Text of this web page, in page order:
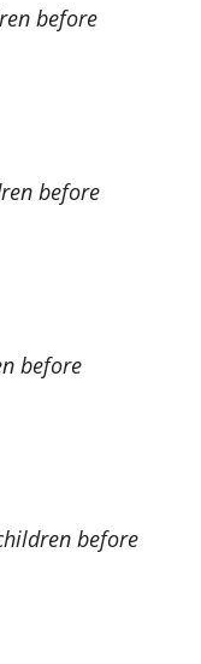
before
before
before
before